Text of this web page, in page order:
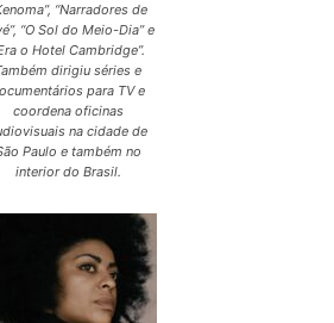
“Narradores de
“O Sol do Meio-Dia” e
o Hotel Cambridge”.
dirigiu séries e
para TV e
coordena oficinas
na cidade de
Paulo e também no
interior do Brasil.